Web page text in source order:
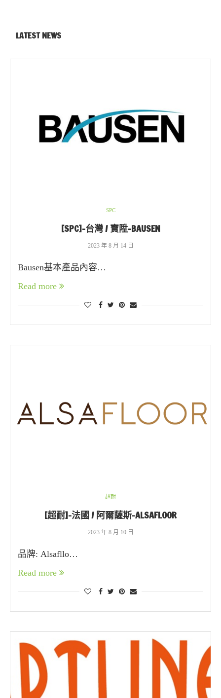
LATEST NEWS
SPC
[SPC]-台灣 / 寶陞-BAUSEN
2023 年 8 月 14 日
Bausen基本產品內容…
Read more
超耐
[超耐]-法國 / 阿爾薩斯-ALSAFLOOR
2023 年 8 月 10 日
品牌: Alsafllo…
Read more